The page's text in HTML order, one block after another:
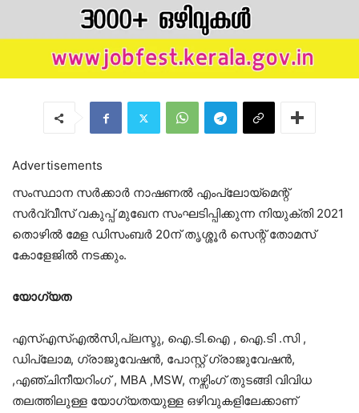
Advertisements
സംസ്ഥാന സര്‍ക്കാര്‍ നാഷണല്‍ എംപ്ലോയ്മെന്റ്
സര്‍വ്വീസ് വകുപ്പ് മുഖേന സംഘടിപ്പിക്കുന്ന നിയുക്തി 2021
തൊഴില്‍ മേള ഡിസംബര്‍ 20ന് തൃശ്ശൂർ സെന്റ് തോമസ്
കോളേജിൽ നടക്കും.
യോഗ്യത
എസ്എസ്എൽസി,പ്ലസ്ടു, ഐ.ടി.ഐ , ഐ.ടി .സി ,
ഡിപ്ലോമ, ഗ്രാജുവേഷൻ, പോസ്റ്റ് ഗ്രാജുവേഷൻ,
,എഞ്ചിനീയറിംഗ് , MBA ,MSW, നഴ്സിംഗ് തുടങ്ങി വിവിധ
തലത്തിലുള്ള യോഗ്യതയുള്ള ഒഴിവുകളിലേക്കാണ്